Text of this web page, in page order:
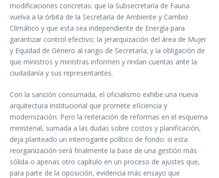
modificaciones concretas: que la Subsecretaría de Fauna
vuelva a la órbita de la Secretaría de Ambiente y Cambio
Climático y que esta sea independiente de Energía para
garantizar control efectivo; la jerarquización del área de Mujer
y Equidad de Género al rango de Secretaría; y la obligación de
que ministros y ministras informen y rindan cuentas ante la
ciudadanía y sus representantes.
Con la sanción consumada, el oficialismo exhibe una nueva
arquitectura institucional que promete eficiencia y
modernización. Pero la reiteración de reformas en el esquema
ministerial, sumada a las dudas sobre costos y planificación,
deja planteado un interrogante político de fondo: si esta
reorganización será finalmente la base de una gestión más
sólida o apenas otro capítulo en un proceso de ajustes que,
para parte de la oposición, evidencia más ensayo que